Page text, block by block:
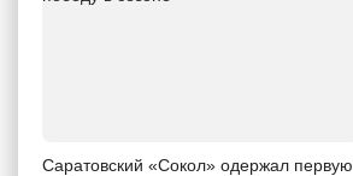
Саратовский «Сокол» одержал первую